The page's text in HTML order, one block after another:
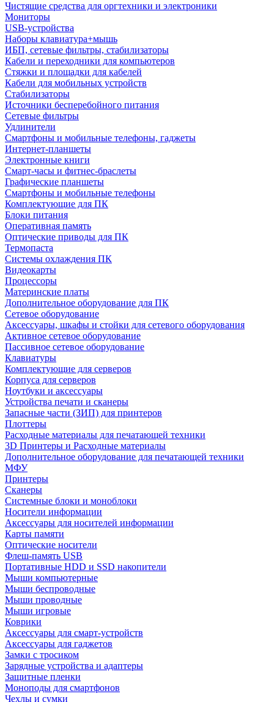
Чистящие средства для оргтехники и электроники
Мониторы
USB-устройства
Наборы клавиатура+мышь
ИБП, сетевые фильтры, стабилизаторы
Кабели и переходники для компьютеров
Стяжки и площадки для кабелей
Кабели для мобильных устройств
Стабилизаторы
Источники бесперебойного питания
Сетевые фильтры
Удлинители
Смартфоны и мобильные телефоны, гаджеты
Интернет-планшеты
Электронные книги
Смарт-часы и фитнес-браслеты
Графические планшеты
Смартфоны и мобильные телефоны
Комплектующие для ПК
Блоки питания
Оперативная память
Оптические приводы для ПК
Термопаста
Системы охлаждения ПК
Видеокарты
Процессоры
Материнские платы
Дополнительное оборудование для ПК
Сетевое оборудование
Аксессуары, шкафы и стойки для сетевого оборудования
Активное сетевое оборудование
Пассивное сетевое оборудование
Клавиатуры
Комплектующие для серверов
Корпуса для серверов
Ноутбуки и аксессуары
Устройства печати и сканеры
Запасные части (ЗИП) для принтеров
Плоттеры
Расходные материалы для печатающей техники
3D Принтеры и Расходные материалы
Дополнительное оборудование для печатающей техники
МФУ
Принтеры
Сканеры
Системные блоки и моноблоки
Носители информации
Аксессуары для носителей информации
Карты памяти
Оптические носители
Флеш-память USB
Портативные HDD и SSD накопители
Мыши компьютерные
Мыши беспроводные
Мыши проводные
Мыши игровые
Коврики
Аксессуары для смарт-устройств
Аксессуары для гаджетов
Замки с тросиком
Зарядные устройства и адаптеры
Защитные пленки
Моноподы для смартфонов
Чехлы и сумки